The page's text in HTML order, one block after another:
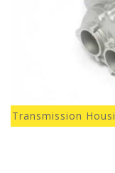
Transmission